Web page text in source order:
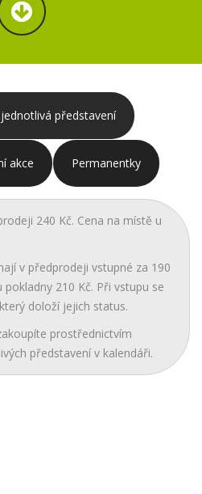
představení
akce Permanentky
240 Kč. Cena na místě u
v předprodeji vstupné za 190
pokladny 210 Kč. Při vstupu se
doloží jejich status.
prostřednictvím
představení v kalendáři.